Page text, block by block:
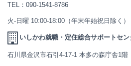
TEL： 090-1541-8786
火-日曜 10:00-18:00（年末年始祝日除く）
いしかわ就職・定住総合サポートセ
石川県金沢市石引4-17-1 本多の森庁舎1階